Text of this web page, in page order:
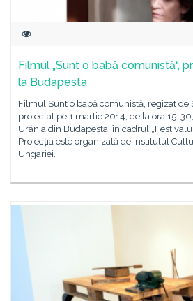
Filmul „Sunt o babă comunistă“,
la Budapesta
Filmul Sunt o babă comunistă, regizat de
proiectat pe 1 martie 2014, de la ora 15.
Uránia din Budapesta, în cadrul
Proiecția este organizată de Institutul
Ungariei.